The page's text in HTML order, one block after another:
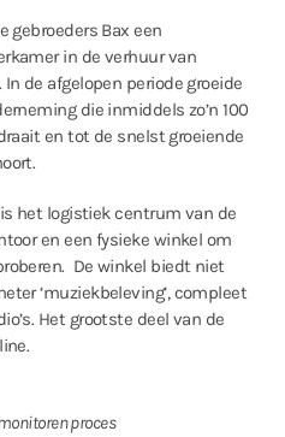
gebroeders Bax een
in de verhuur van
de afgelopen periode groeide
die inmiddels zo’n 100
en tot de snelst groeiende
het logistiek centrum van de
en een fysieke winkel om
De winkel biedt niet
‘muziekbeleving’, compleet
Het grootste deel van de
proces